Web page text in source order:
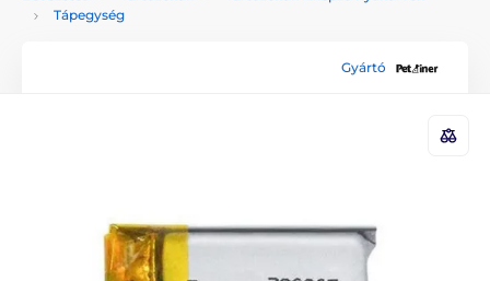
Tápegység
Gyártó